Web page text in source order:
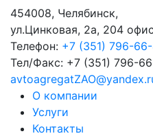
454008, Челябинск,
ул.Цинковая, 2а, 204
Телефон: +7 (351) 796-
Тел/Факс: +7 (351) 796-
О компании
Услуги
Контакты